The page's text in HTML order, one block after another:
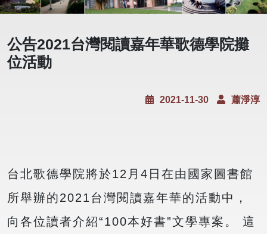
公告2021台灣閱讀嘉年華歌德學院攤
位活動
2021-11-30 蕭淨淳
台北歌德學院將於12月4日在由國家圖書館
所舉辦的2021台灣閱讀嘉年華的活動中，
向各位讀者介紹“100本好書”文學專案。 這